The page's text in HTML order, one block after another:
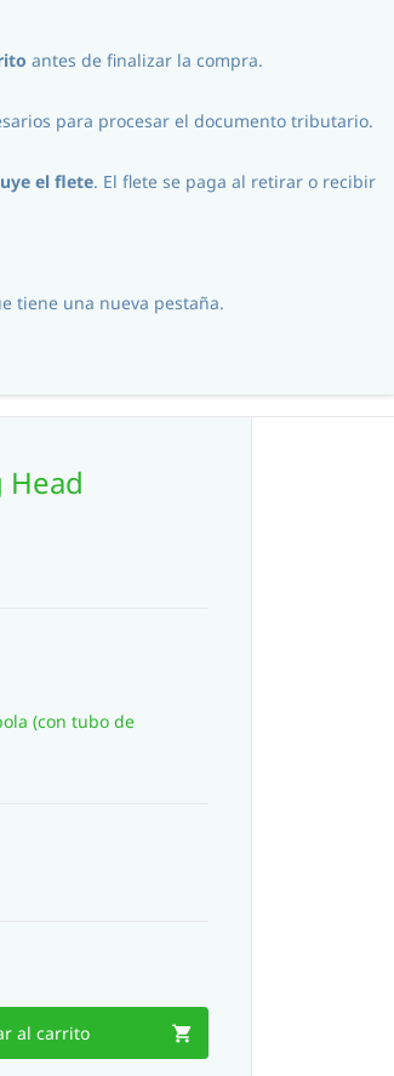
Head
(con tubo de
al carrito
antes de finalizar la compra.
para procesar el documento tributario.
el flete. El flete se paga al retirar o recibir
tiene una nueva pestaña.